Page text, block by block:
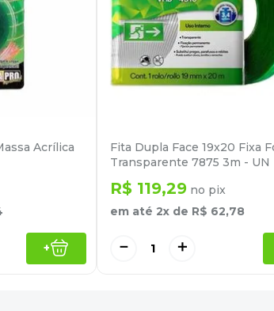
Acrílica
+
Fita Dupla Face 19x20 Fixa
Transparente 7875 3m - UN
R$ 119,29 no pix
em até 2x de R$ 62,78
＋
－